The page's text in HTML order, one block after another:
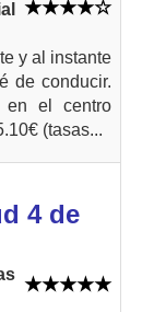
y al instante
de conducir.
en el centro
(tasas...
4 de